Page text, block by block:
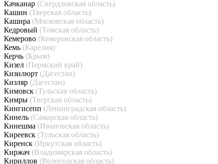
Качканар (Свердловская область)
Кашин (Тверская область)
Кашира (Московская область)
Кедровый (Томская область)
Кемерово (Кемеровская область)
Кемь (Карелия)
Керчь (Крым)
Кизел (Пермский край)
Кизилюрт (Дагестан)
Кизляр (Дагестан)
Кимовск (Тульская область)
Кимры (Тверская область)
Кингисепп (Ленинградская область)
Кинель (Самарская область)
Кинешма (Ивановская область)
Киреевск (Тульская область)
Киренск (Иркутская область)
Киржач (Владимирская область)
Кириллов (Вологодская область)